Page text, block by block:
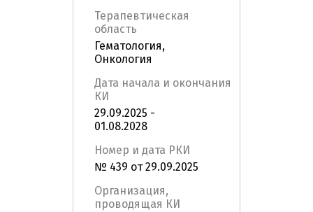
Терапевтическая
область
Гематология,
Онкология
Дата начала и окончания
КИ
29.09.2025 -
01.08.2028
Номер и дата РКИ
№ 439 от 29.09.2025
Организация,
проводящая КИ